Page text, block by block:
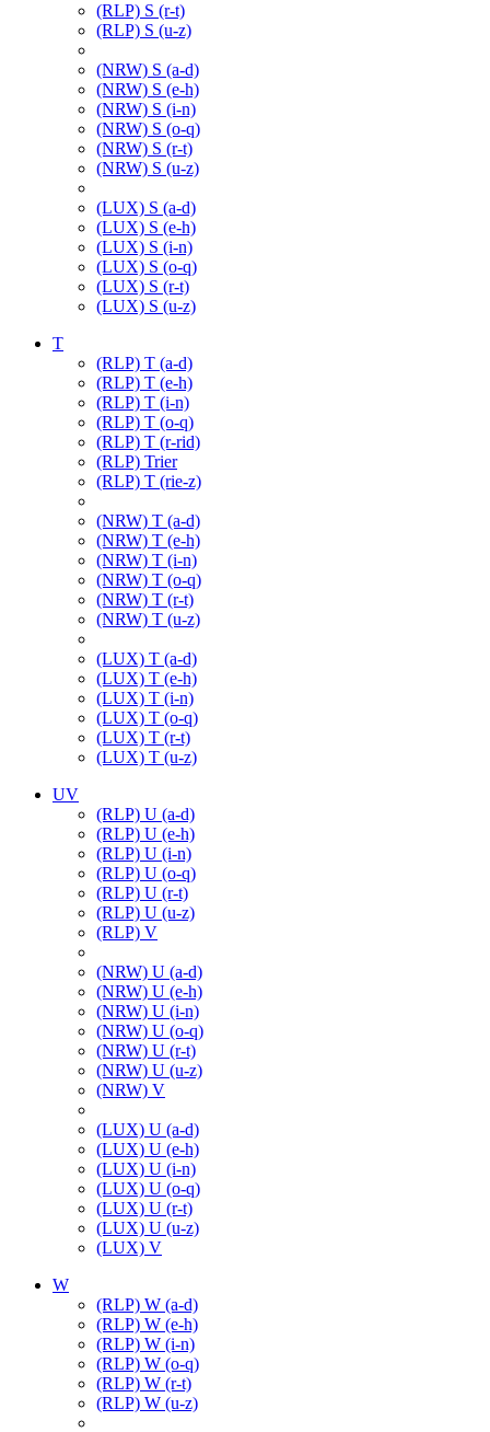
(RLP) S (r-t)
(RLP) S (u-z)
(NRW) S (a-d)
(NRW) S (e-h)
(NRW) S (i-n)
(NRW) S (o-q)
(NRW) S (r-t)
(NRW) S (u-z)
(LUX) S (a-d)
(LUX) S (e-h)
(LUX) S (i-n)
(LUX) S (o-q)
(LUX) S (r-t)
(LUX) S (u-z)
T
(RLP) T (a-d)
(RLP) T (e-h)
(RLP) T (i-n)
(RLP) T (o-q)
(RLP) T (r-rid)
(RLP) Trier
(RLP) T (rie-z)
(NRW) T (a-d)
(NRW) T (e-h)
(NRW) T (i-n)
(NRW) T (o-q)
(NRW) T (r-t)
(NRW) T (u-z)
(LUX) T (a-d)
(LUX) T (e-h)
(LUX) T (i-n)
(LUX) T (o-q)
(LUX) T (r-t)
(LUX) T (u-z)
UV
(RLP) U (a-d)
(RLP) U (e-h)
(RLP) U (i-n)
(RLP) U (o-q)
(RLP) U (r-t)
(RLP) U (u-z)
(RLP) V
(NRW) U (a-d)
(NRW) U (e-h)
(NRW) U (i-n)
(NRW) U (o-q)
(NRW) U (r-t)
(NRW) U (u-z)
(NRW) V
(LUX) U (a-d)
(LUX) U (e-h)
(LUX) U (i-n)
(LUX) U (o-q)
(LUX) U (r-t)
(LUX) U (u-z)
(LUX) V
W
(RLP) W (a-d)
(RLP) W (e-h)
(RLP) W (i-n)
(RLP) W (o-q)
(RLP) W (r-t)
(RLP) W (u-z)